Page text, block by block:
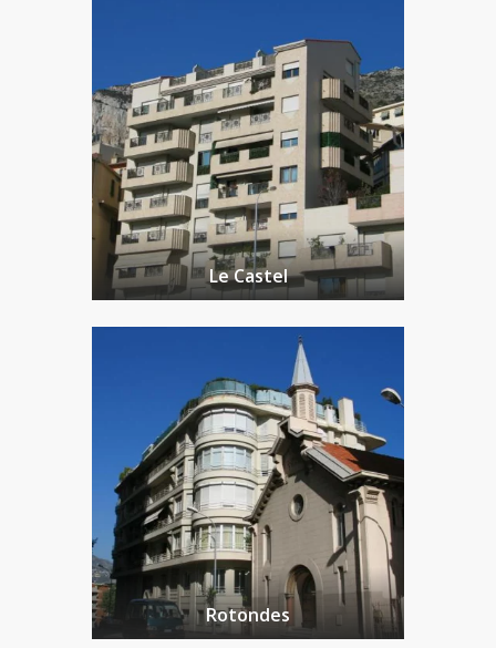
Le Castel
Rotondes